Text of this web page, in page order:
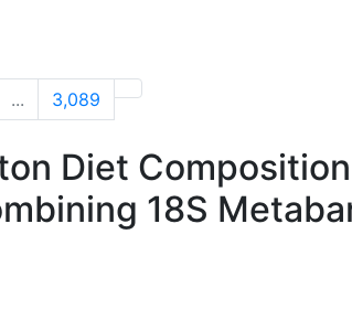
... 3,089
Diet
18S